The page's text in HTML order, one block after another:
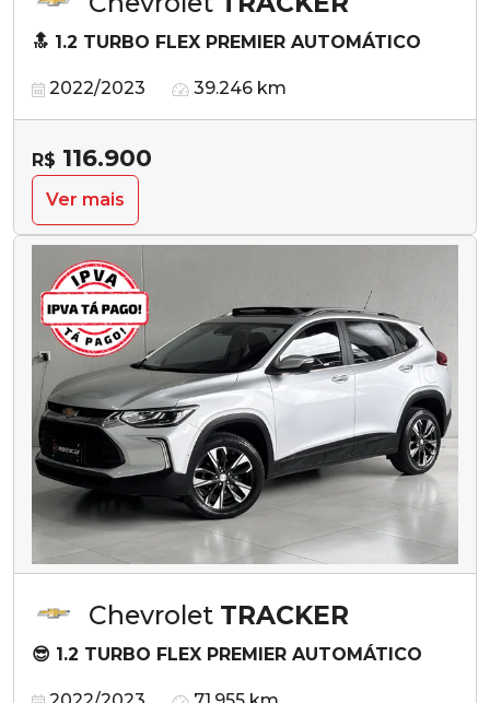
🔝 1.2 TURBO FLEX PREMIER AUTOMÁTICO
2022/2023 39.246 km
R$ 116.900
Ver mais
Chevrolet TRACKER
😎 1.2 TURBO FLEX PREMIER AUTOMÁTICO